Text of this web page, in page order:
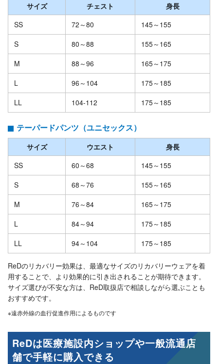
サイズ チェスト
身長
SS
72～80
145～155
S
80～88
155～165
M
88～96
165～175
L
96～104
175～185
LL
104-112 175～185
テーパードパンツ（ユニセックス）
サイズ ウエスト
身長
SS
60～68
145～155
S
68～76
155～165
M
76～84
165～175
L
84～94
175～185
LL
94～104 175～185
ReDのリカバリー効果は、最適なサイズのリカバリーウェアを着
用することで、より効果的に引き出されることが期待できます。
サイズ選びが不安な方は、ReD取扱店で相談しながら選ぶことも
おすすめです。
※遠赤外線の血行促進作用によるものです
ReDは医療施設内ショップや一般流通店
舗で手軽に購入できる